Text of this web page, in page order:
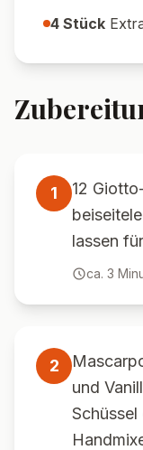
4 Stück
1
12
lassen
ca. 3
2
und